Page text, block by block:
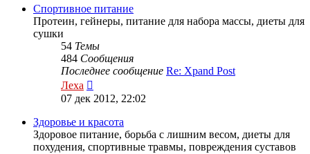
сообщению
Спортивное питание
Протеин, гейнеры, питание для набора массы, диеты для
сушки
54 Темы
484 Сообщения
Последнее сообщение Re: Xpand Post
Леха
к
сообщению
07 дек 2012, 22:02
Здоровье и красота
Здоровое питание, борьба с лишним весом, диеты для
похудения, спортивные травмы, повреждения суставов